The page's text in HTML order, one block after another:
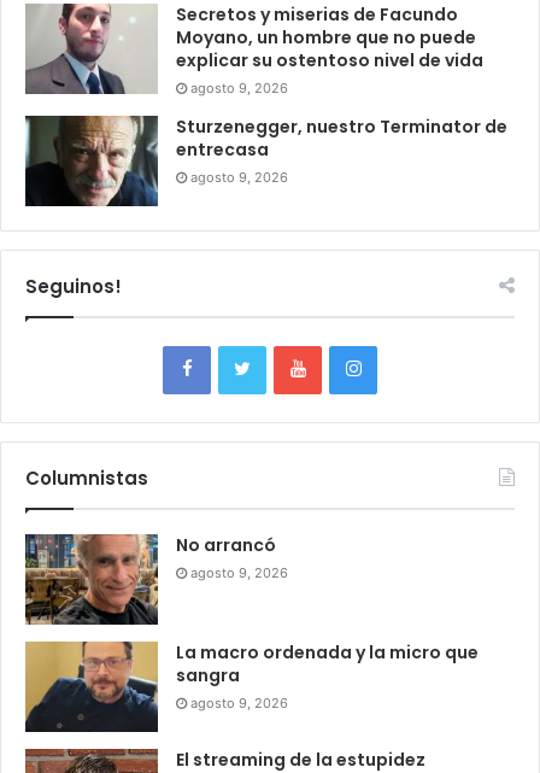
Secretos y miserias de Facundo
Moyano, un hombre que no puede
explicar su ostentoso nivel de vida
agosto 9, 2026
Sturzenegger, nuestro Terminator de
entrecasa
agosto 9, 2026
Seguinos!
Columnistas
No arrancó
agosto 9, 2026
La macro ordenada y la micro que
sangra
agosto 9, 2026
El streaming de la estupidez